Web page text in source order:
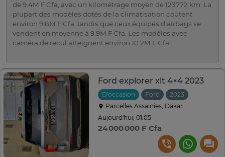
de 9.4M F Cfa, avec un kilométrage moyen de 123772 km. La
plupart des modèles dotés de la climatisation coûtent
environ 9.8M F Cfa, tandis que ceux équipés d'airbags se
vendent en moyenne à 9.9M F Cfa. Les modèles avec
caméra de recul atteignent environ 10.2M F Cfa.
Ford explorer xlt 4×4 2023
D'occasion Ford 2023
Parcelles Assainies, Dakar
Aujourd'hui, 01:05
24 000 000 F Cfa